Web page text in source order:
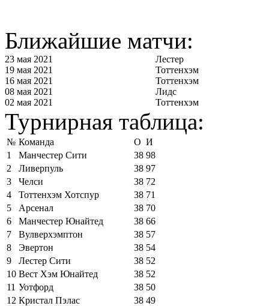
Ближайшие матчи:
23 мая 2021
Лестер
19 мая 2021
Тоттенхэм
16 мая 2021
Тоттенхэм
08 мая 2021
Лидс
02 мая 2021
Тоттенхэм
Турнирная таблица:
№ Команда О И
1
Манчестер Сити 38 98
2
Ливерпуль 38 97
3
Челси 38 72
4
Тоттенхэм Хотспур 38 71
5
Арсенал 38 70
6
Манчестер Юнайтед 38 66
7
Вулверхэмптон 38 57
8
Эвертон 38 54
9
Лестер Сити 38 52
10 Вест Хэм Юнайтед 38 52
11 Уотфорд 38 50
12 Кристал Пэлас 38 49